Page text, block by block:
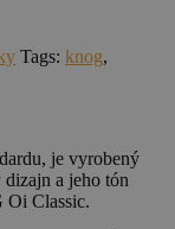
Tags: knog,
je vyrobený
a jeho tón
Oi Classic.